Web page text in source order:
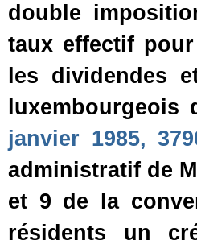
double
taux effectif
les dividendes
janvier 1985,
administratif de
et 9 de la
résidents un